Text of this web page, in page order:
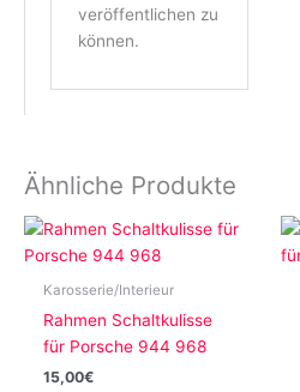
veröffentlichen zu
können.
Ähnliche Produkte
Karosserie/Interieur
Rahmen Schaltkulisse
für Porsche 944 968
15,00€